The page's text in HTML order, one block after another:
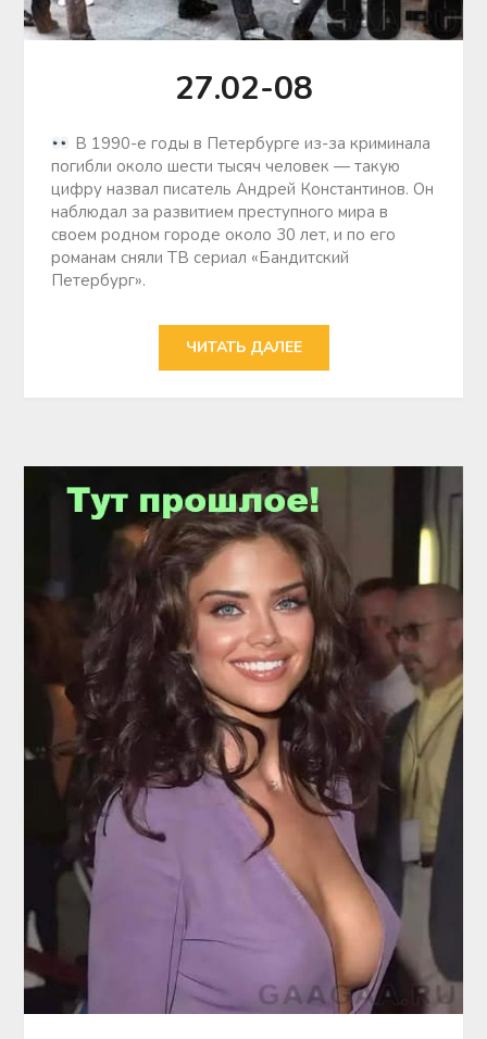
27.02-08
В 1990-е годы в Петербурге из-за криминала
погибли около шести тысяч человек — такую
цифру назвал писатель Андрей Константинов. Он
наблюдал за развитием преступного мира в
своем родном городе около 30 лет, и по его
романам сняли ТВ сериал «Бандитский
Петербург».
ЧИТАТЬ ДАЛЕЕ